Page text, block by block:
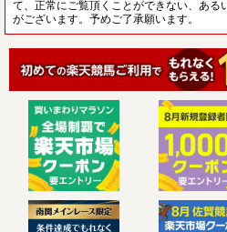
て、正常にご覧頂くことができない、ある
がございます。予めご了承願います。